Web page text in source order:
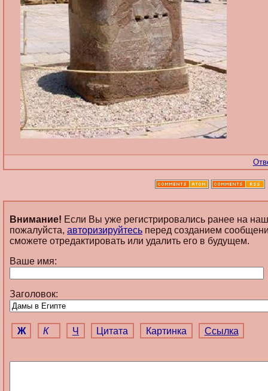
Внимание! Если Вы уже регистрировались ранее на
пожалуйста, авторизируйтесь перед созданием
сможете отредактировать или удалить его в будущем.
Ваше имя:
Заголовок:
Ж К Ч Цитата Картинка Ссылка